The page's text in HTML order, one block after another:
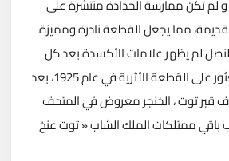
و لم تكن ممارسة الحدادة منتشرة على
مما يجعل القطعة نادرة ومميزة.
لم يظهر علامات الأكسدة بعد كل
هذه السنوات ! . تم العثور على القطعة الأثرية في عام 1925، بعد
قبر توت ، الخنجر معروض في المتحف
باقي ممتلكات الملك الشاب « توت عنخ